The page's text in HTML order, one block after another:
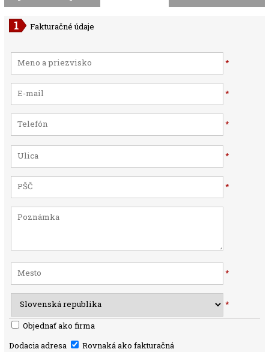
Fakturačné údaje
*
*
*
*
*
*
*
Objednať ako firma
Dodacia adresa
Rovnaká ako fakturačná